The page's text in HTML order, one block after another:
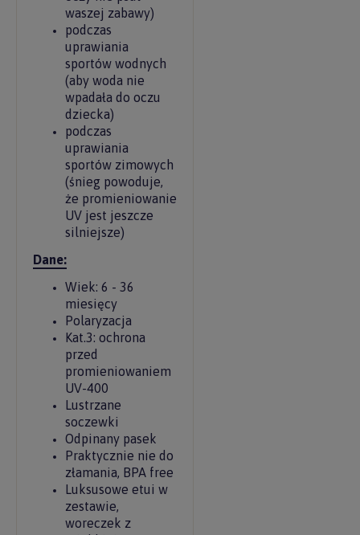
waszej zabawy)
podczas
uprawiania
sportów wodnych
(aby woda nie
wpadała do oczu
dziecka)
podczas
uprawiania
sportów zimowych
(śnieg powoduje,
że promieniowanie
UV jest jeszcze
silniejsze)
Dane:
Wiek: 6 - 36
miesięcy
Polaryzacja
Kat.3: ochrona
przed
promieniowaniem
UV-400
Lustrzane
soczewki
Odpinany pasek
Praktycznie nie do
złamania, BPA free
Luksusowe etui w
zestawie,
woreczek z